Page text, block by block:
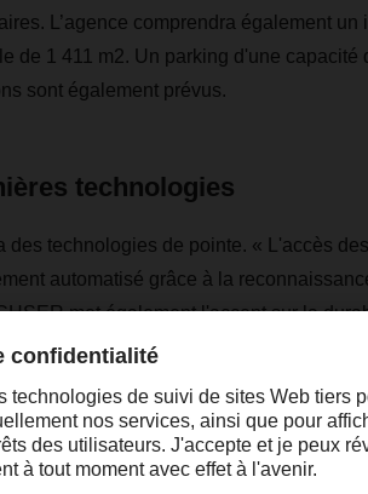
L’agence comprendra également
de 1 411 m2. Un parking d'une capacité
sont également prévus.
technologies
des technologies de pointe. « L'accès
automatisé grâce à la
met également l'accent sur la
un système aérothermique pour
et de climatisation à faible
énergétique.